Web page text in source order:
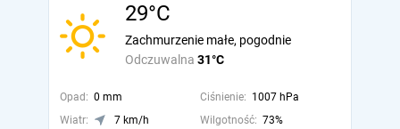
29°C
Odczuwalna 31°C
Zachmurzenie małe, pogodnie
Opad: 0 mm Ciśnienie: 1007 hPa
Wiatr:
7 km/h Wilgotność: 73%